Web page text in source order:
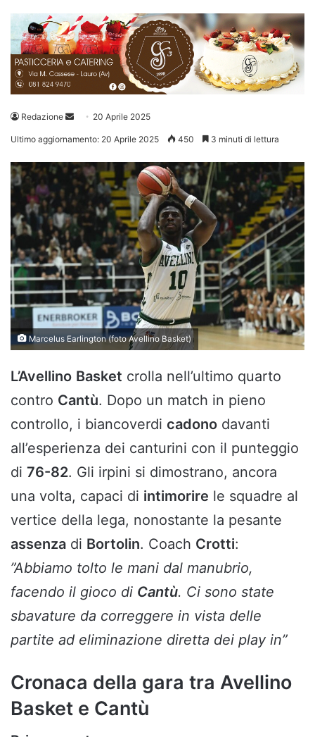
Redazione
Invia 20 Aprile 2025
Ultimo aggiornamento: 20 Aprile 2025 450 3 minuti di lettura
Marcelus Earlington (foto Avellino Basket)
L’Avellino Basket crolla nell’ultimo quarto
contro Cantù. Dopo un match in pieno
controllo, i biancoverdi cadono davanti
all’esperienza dei canturini con il punteggio
di 76-82. Gli irpini si dimostrano, ancora
una volta, capaci di intimorire le squadre al
vertice della lega, nonostante la pesante
assenza di Bortolin. Coach Crotti:
”Abbiamo tolto le mani dal manubrio,
facendo il gioco di Cantù. Ci sono state
sbavature da correggere in vista delle
partite ad eliminazione diretta dei play in”
Cronaca della gara tra Avellino
Basket e Cantù